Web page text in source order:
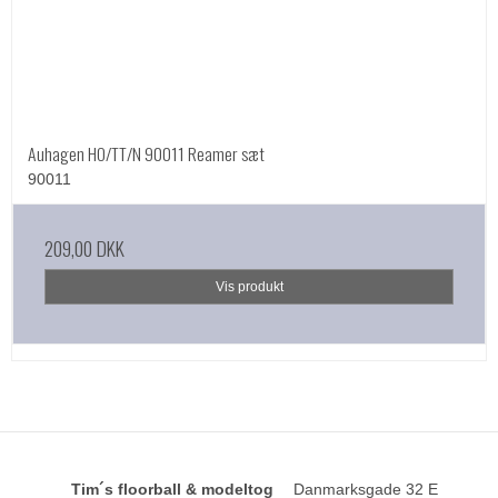
Auhagen HO/TT/N 90011 Reamer sæt
90011
209,00 DKK
Vis produkt
Tim´s floorball & modeltog Danmarksgade 32 E